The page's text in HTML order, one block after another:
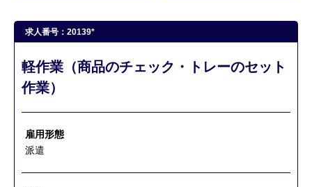
求人番号：20139*
軽作業（商品のチェック・トレーのセット
作業）
雇用形態
派遣